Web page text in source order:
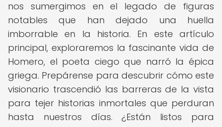
nos sumergimos en el legado de figuras
notables que han dejado una huella
imborrable en la historia. En este artículo
principal, exploraremos la fascinante vida de
Homero, el poeta ciego que narró la épica
griega. Prepárense para descubrir cómo este
visionario trascendió las barreras de la vista
para tejer historias inmortales que perduran
hasta nuestros días. ¿Están listos para